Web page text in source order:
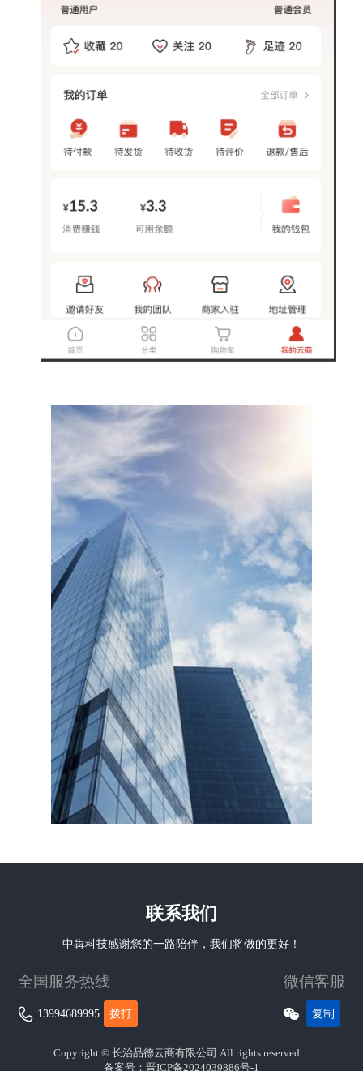
联系我们
中犇科技感谢您的一路陪伴，我们将做的更好！
全国服务热线
 13994689995 拨打
微信客服
 复制
Copyright © 长治品德云商有限公司 All rights reserved.
备案号： 晋ICP备2024039886号-1